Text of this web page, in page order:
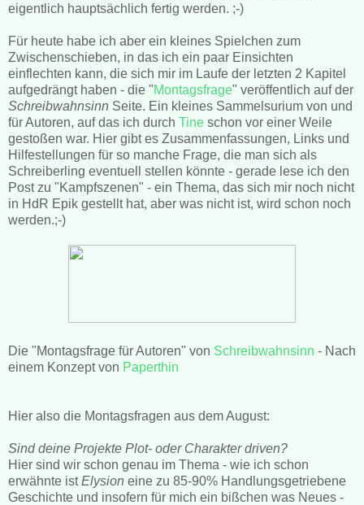
eigentlich hauptsächlich fertig werden. ;-)
Für heute habe ich aber ein kleines Spielchen zum
Zwischenschieben, in das ich ein paar Einsichten
einflechten kann, die sich mir im Laufe der letzten 2 Kapitel
aufgedrängt haben - die "Montagsfrage" veröffentlich auf der
Schreibwahnsinn Seite. Ein kleines Sammelsurium von und
für Autoren, auf das ich durch Tine schon vor einer Weile
gestoßen war. Hier gibt es Zusammenfassungen, Links und
Hilfestellungen für so manche Frage, die man sich als
Schreiberling eventuell stellen könnte - gerade lese ich den
Post zu "Kampfszenen" - ein Thema, das sich mir noch nicht
in HdR Epik gestellt hat, aber was nicht ist, wird schon noch
werden.;-)
Die "Montagsfrage für Autoren" von Schreibwahnsinn - Nach
einem Konzept von Paperthin
Hier also die Montagsfragen aus dem August:
Sind deine Projekte Plot- oder Charakter driven?
Hier sind wir schon genau im Thema - wie ich schon
erwähnte istElysion eine zu 85-90% Handlungsgetriebene
Geschichte und insofern für mich ein bißchen was Neues -